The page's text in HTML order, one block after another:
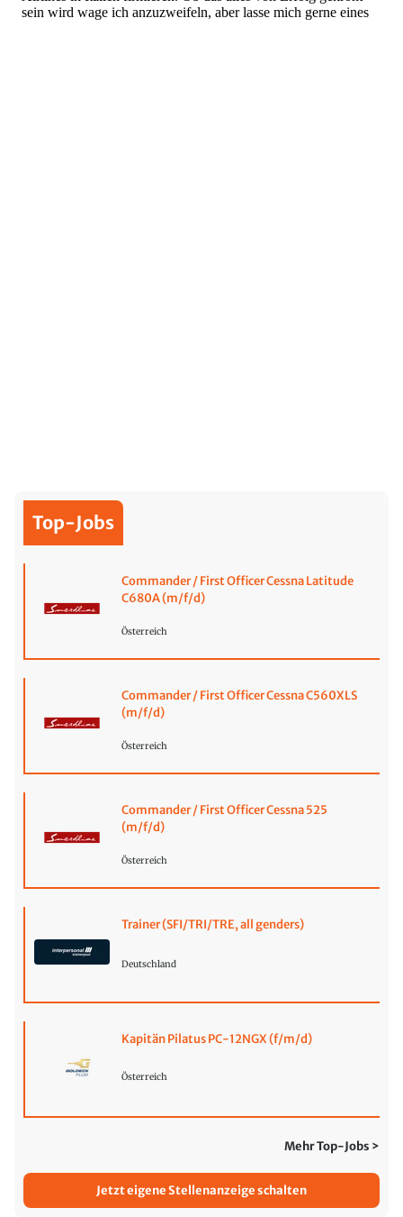
Top-Jobs
Commander / First Officer Cessna Latitude
C680A (m/f/d)
Österreich
Commander / First Officer Cessna C560XLS
(m/f/d)
Österreich
Commander / First Officer Cessna 525
(m/f/d)
Österreich
Trainer (SFI/TRI/TRE, all genders)
Deutschland
Kapitän Pilatus PC-12NGX (f/m/d)
Österreich
Mehr Top-Jobs >
Jetzt eigene Stellenanzeige schalten